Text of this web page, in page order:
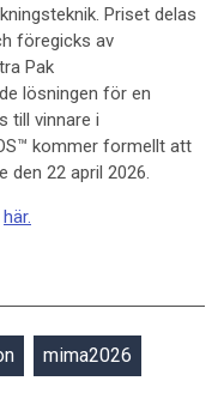
Priset delas
föregicks av
Pak
lösningen för en
till vinnare i
kommer formellt att
den 22 april 2026.
här.
mima2026